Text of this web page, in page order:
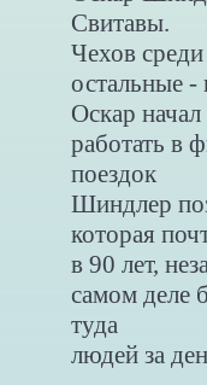
Свитавы.
Чехов
остальные
Оскар начал
работать в
поездок
Шиндлер
которая
в 90 лет,
самом деле
туда
людей за